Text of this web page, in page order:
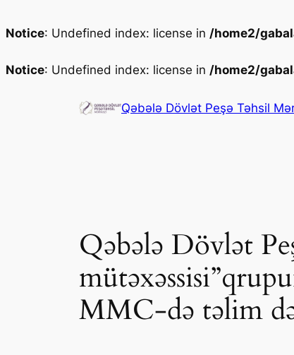
Notice: Undefined index: license in /home2/
Notice: Undefined index: license in /home2/
Qəbələ Dövlət Peşə Təhsil
Qəbələ Dövlət
MMC-də təlim